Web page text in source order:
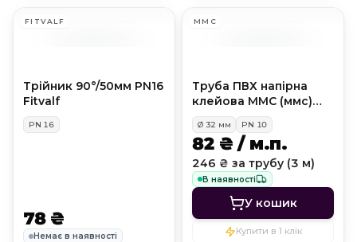
FITVALF
Трійник 90°/50мм PN16
Fitvalf
PN 16
78 ₴
Немає в наявності
MMC
Труба ПВХ напірна
клейова MMC (ммс)
PN10, D32 мм
Ø 32 мм PN 10
82 ₴ / м.п.
246 ₴ за трубу (3 м)
В наявності
У кошик
Купити в 1 клік